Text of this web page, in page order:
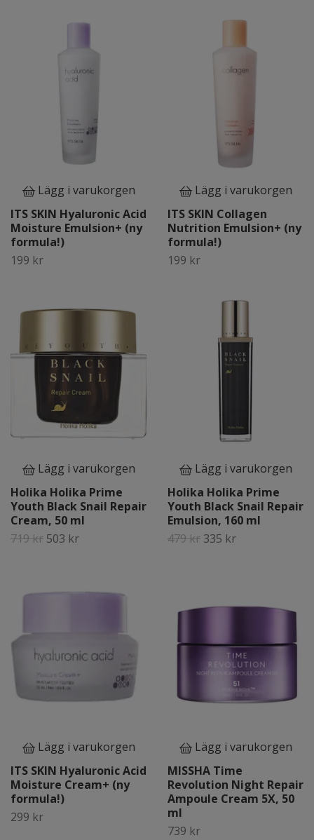
Lägg i varukorgen
ITS SKIN Hyaluronic Acid
Moisture Emulsion+ (ny
formula!)
199 kr
Lägg i varukorgen
ITS SKIN Collagen
Nutrition Emulsion+ (ny
formula!)
199 kr
Lägg i varukorgen
Holika Holika Prime
Youth Black Snail Repair
Cream, 50 ml
719 kr 503 kr
Lägg i varukorgen
Holika Holika Prime
Youth Black Snail Repair
Emulsion, 160 ml
479 kr 335 kr
Lägg i varukorgen
ITS SKIN Hyaluronic Acid
Moisture Cream+ (ny
formula!)
299 kr
Lägg i varukorgen
MISSHA Time
Revolution Night Repair
Ampoule Cream 5X, 50
ml
739 kr